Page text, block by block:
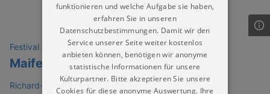
Festival / Fest
Maifeier Graupa
Richard-Wagner-Stätten Graupa - Jagdschloss
funktionieren und welche Aufgabe sie haben,
erfahren Sie in unseren
Datenschutzbestimmungen. Damit wir den
Service unserer Seite weiter kostenlos
anbieten können, benötigen wir anonyme
statistische Informationen für unsere
Kulturpartner. Bitte akzeptieren Sie unsere
Cookies für diese anonyme Auswertung. Ihre